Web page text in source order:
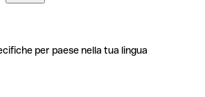
per paese nella tua lingua